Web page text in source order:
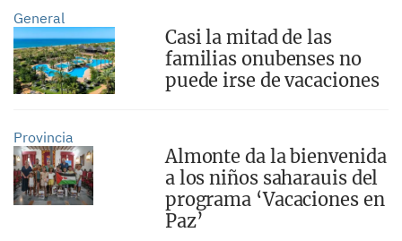
General
Casi la mitad de las
familias onubenses no
puede irse de vacaciones
Provincia
Almonte da la bienvenida
a los niños saharauis del
programa ‘Vacaciones en
Paz’